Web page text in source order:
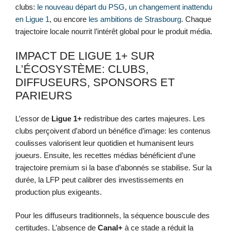
clubs: le nouveau départ du PSG, un changement inattendu
en Ligue 1, ou encore les ambitions de Strasbourg. Chaque
trajectoire locale nourrit l’intérêt global pour le produit média.
IMPACT DE LIGUE 1+ SUR
L’ÉCOSYSTÈME: CLUBS,
DIFFUSEURS, SPONSORS ET
PARIEURS
L’essor de Ligue 1+ redistribue des cartes majeures. Les
clubs perçoivent d’abord un bénéfice d’image: les contenus
coulisses valorisent leur quotidien et humanisent leurs
joueurs. Ensuite, les recettes médias bénéficient d’une
trajectoire premium si la base d’abonnés se stabilise. Sur la
durée, la LFP peut calibrer des investissements en
production plus exigeants.
Pour les diffuseurs traditionnels, la séquence bouscule des
certitudes. L’absence de Canal+ à ce stade a réduit la